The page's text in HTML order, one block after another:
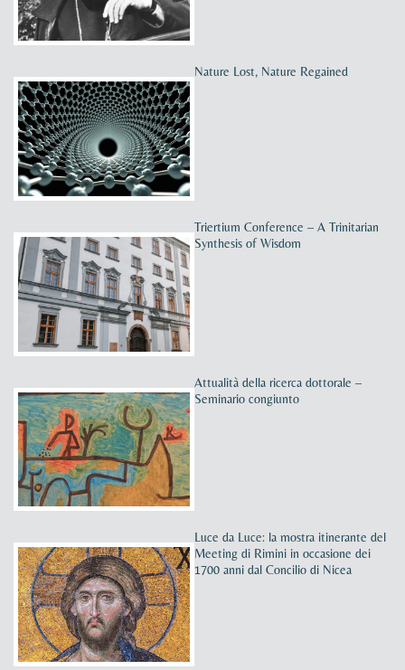
Nature Lost, Nature Regained
Triertium Conference – A Trinitarian
Synthesis of Wisdom
Attualità della ricerca dottorale –
Seminario congiunto
Luce da Luce: la mostra itinerante del
Meeting di Rimini in occasione dei
1700 anni dal Concilio di Nicea